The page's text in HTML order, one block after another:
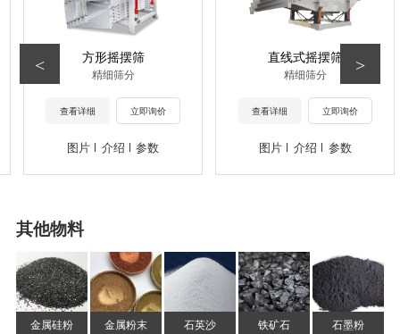
方形摇摆筛
精细筛分
查看详细 立即询价
图片 介绍 参数
直线式摇摆筛
精细筛分
查看详细 立即询价
图片 介绍 参数
>
<
其他物料
金属硅粉 金属粉末 石英沙 铁矿石 石墨粉